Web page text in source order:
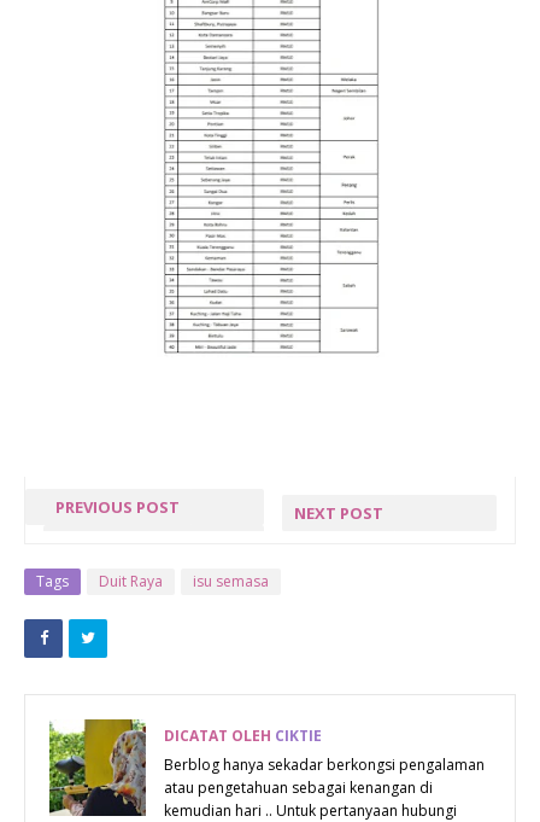
PREVIOUS POST
MALAM
TERAKHIR
RAMADAN
NEXT POST
ATAU
Tags Duit Raya isu semasa
DICATAT OLEH CIKTIE
Berblog hanya sekadar berkongsi pengalaman
atau pengetahuan sebagai kenangan di
kemudian hari .. Untuk pertanyaan hubungi